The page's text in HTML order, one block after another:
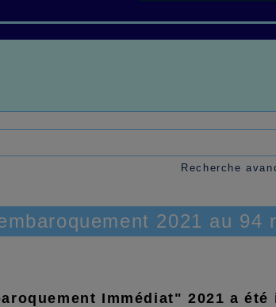
Recherche
2021 au 94
Immédiat" 2021 a